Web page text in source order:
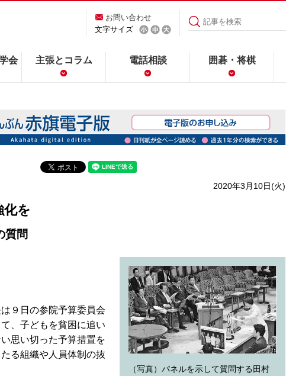
お問い合わせ
文字サイズ
会 主張とコラム 電話相談 囲碁・将棋
2020年3月10日(火)
を
質問
（写真）パネルを示して質問する田村
９日の参院予算委員会
、子どもを貧困に追い
思い切った予算措置を
る組織や人員体制の抜